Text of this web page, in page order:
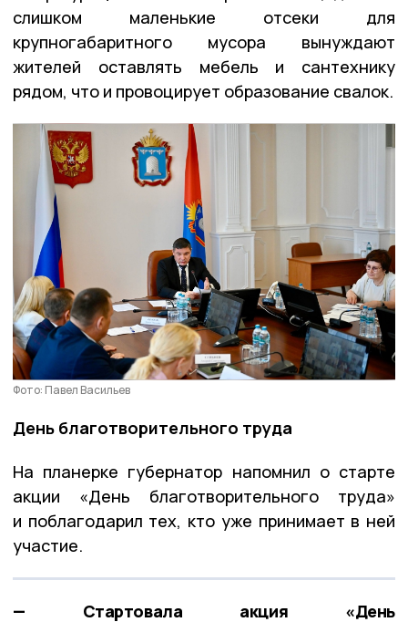
слишком маленькие отсеки для
крупногабаритного мусора вынуждают
жителей оставлять мебель и сантехнику
рядом, что и провоцирует образование свалок.
Фото: Павел Васильев
День благотворительного труда
На планерке губернатор напомнил о старте
акции «День благотворительного труда»
и поблагодарил тех, кто уже принимает в ней
участие.
— Стартовала акция «День